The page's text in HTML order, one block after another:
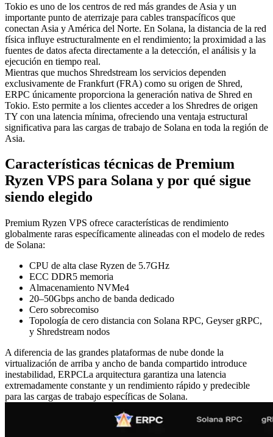
Tokio es uno de los centros de red más grandes de Asia y un
importante punto de aterrizaje para cables transpacíficos que
conectan Asia y América del Norte. En Solana, la distancia de la red
física influye estructuralmente en el rendimiento; la proximidad a las
fuentes de datos afecta directamente a la detección, el análisis y la
ejecución en tiempo real.
Mientras que muchos Shredstream los servicios dependen
exclusivamente de Frankfurt (FRA) como su origen de Shred,
ERPC únicamente proporciona la generación nativa de Shred en
Tokio. Esto permite a los clientes acceder a los Shredres de origen
TY con una latencia mínima, ofreciendo una ventaja estructural
significativa para las cargas de trabajo de Solana en toda la región de
Asia.
Características técnicas de Premium
Ryzen VPS para Solana y por qué sigue
siendo elegido
Premium Ryzen VPS ofrece características de rendimiento
globalmente raras específicamente alineadas con el modelo de redes
de Solana:
CPU de alta clase Ryzen de 5.7GHz
ECC DDR5 memoria
Almacenamiento NVMe4
20–50Gbps ancho de banda dedicado
Cero sobrecomiso
Topología de cero distancia con Solana RPC, Geyser gRPC,
y Shredstream nodos
A diferencia de las grandes plataformas de nube donde la
virtualización de arriba y ancho de banda compartido introduce
inestabilidad, ERPCLa arquitectura garantiza una latencia
extremadamente constante y un rendimiento rápido y predecible
para las cargas de trabajo específicas de Solana.